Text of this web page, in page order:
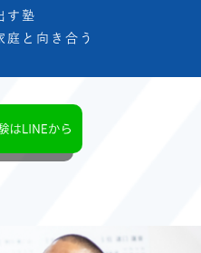
す塾
庭と向き合う